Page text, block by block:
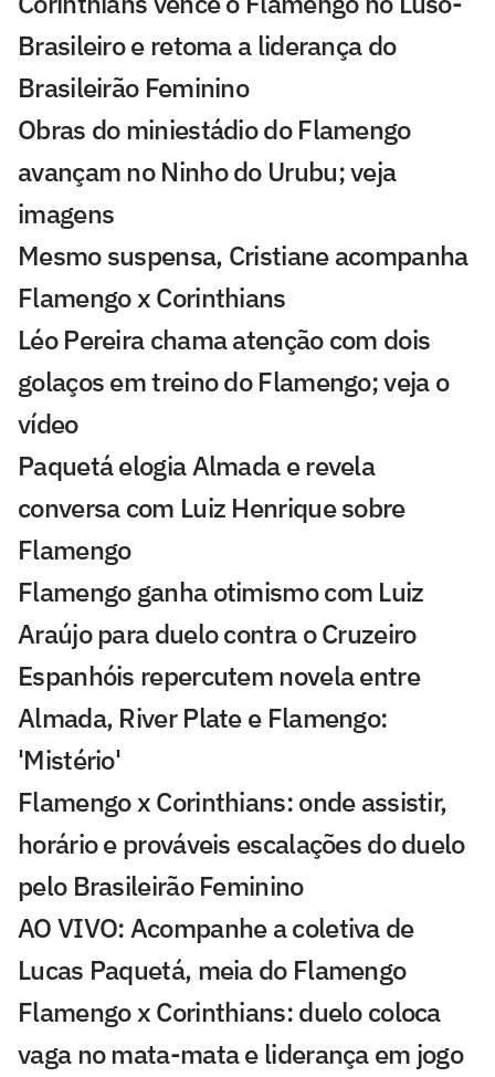
Brasileiro e retoma a liderança do
Brasileirão Feminino
Obras do miniestádio do Flamengo
avançam no Ninho do Urubu; veja
imagens
Mesmo suspensa, Cristiane acompanha
Flamengo x Corinthians
Léo Pereira chama atenção com dois
golaços em treino do Flamengo; veja o
vídeo
Paquetá elogia Almada e revela
conversa com Luiz Henrique sobre
Flamengo
Flamengo ganha otimismo com Luiz
Araújo para duelo contra o Cruzeiro
Espanhóis repercutem novela entre
Almada, River Plate e Flamengo:
'Mistério'
Flamengo x Corinthians: onde assistir,
horário e prováveis escalações do duelo
pelo Brasileirão Feminino
AO VIVO: Acompanhe a coletiva de
Lucas Paquetá, meia do Flamengo
Flamengo x Corinthians: duelo coloca
vaga no mata-mata e liderança em jogo